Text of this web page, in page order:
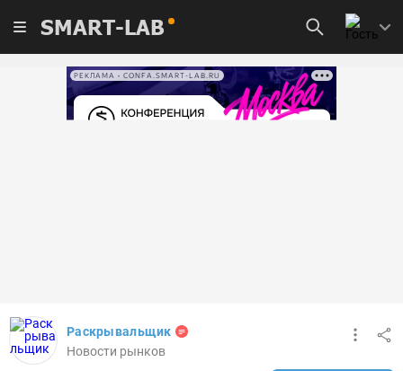
SMART-LAB
РЕКЛАМА • CONFA.SMART-LAB.RU
Раскрывальщик
Новости рынков